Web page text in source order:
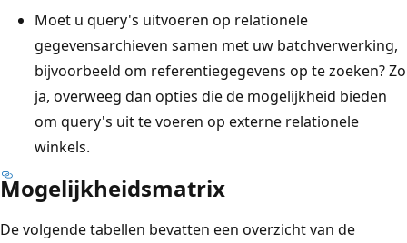
Moet u query's uitvoeren op relationele
gegevensarchieven samen met uw batchverwerking,
bijvoorbeeld om referentiegegevens op te zoeken? Zo
ja, overweeg dan opties die de mogelijkheid bieden
om query's uit te voeren op externe relationele
winkels.
Mogelijkheidsmatrix
De volgende tabellen bevatten een overzicht van de